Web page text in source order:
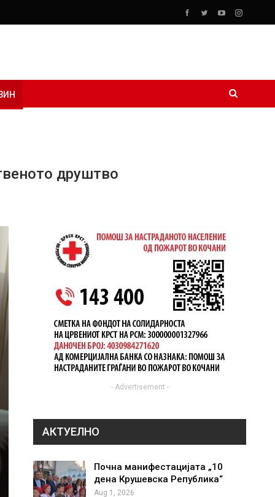
друштво
- Advertisement -
АКТУЕЛНО
Почна манифестацијата „10
дена Крушевска Република“
Aug 1, 2026